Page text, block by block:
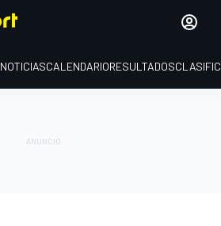
NOTICIASCALENDARIORESULTADOS